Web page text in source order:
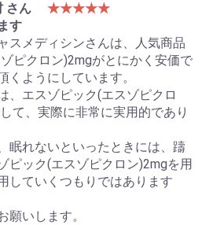
さん
★★★★★
す
スメディシンさんは、人気商品
ピクロン)2mgがとにかく安価で
くようにしています。
、エスゾピック(エスゾピクロ
て、実際に非常に実用的であり
眠れないといったときには、躊
ピック(エスゾピクロン)2mgを用
していくつもりではあります
願いします。